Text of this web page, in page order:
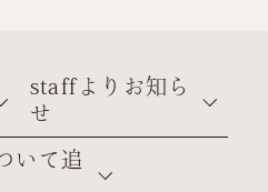
staffよりお知ら
せ
いて追